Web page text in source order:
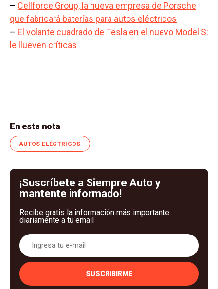
– Cellforce Group, la nueva empresa de Porsche
que fabricará baterías para autos eléctricos
– El volante cuadrado de Tesla en el nuevo Model S:
le llueven críticas
En esta nota
AUTOS ELÉCTRICOS
¡Suscríbete a Siempre Auto y
mantente informado!
Recibe gratis la información más importante
diariamente a tu email
SUSCRIBIRME